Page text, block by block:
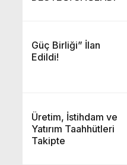
Güç Birliği” İlan
Edildi!
Üretim, İstihdam ve
Yatırım Taahhütleri
Takipte